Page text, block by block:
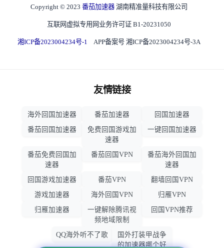
Copyright © 2023 番茄加速器 湖南精准量科技有限公司
互联网虚拟专用网业务许可证 B1-20231050
湘ICP备2023004234号-1 APP备案号 湘ICP备2023004234号-3A
友情链接
海外回国加速器 番茄加速器
回国加速器
番茄回国加速器
免费回国游戏加
速器
一键回国加速器
番茄免费回国加
速器
番茄回国VPN
番茄海外回国加
速器
回国游戏加速器
番茄VPN
翻墙回国VPN
游戏加速器
海外回国VPN
归雁VPN
归雁加速器
一键解除腾讯视
频地域限制
回国VPN推荐
QQ海外听不了歌
国外打装甲战争
的加速器哪个好